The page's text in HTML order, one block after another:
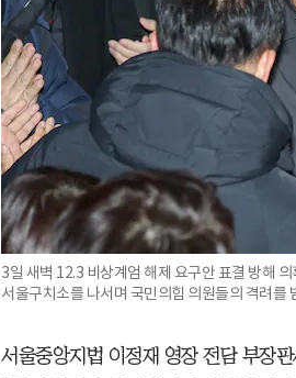
3일 새벽 12.3 비상계엄 해제 요구안 표결 방해
서울구치소를 나서며 국민의힘 의원들의 격려를
서울중앙지법 이정재 영장 전담 부장